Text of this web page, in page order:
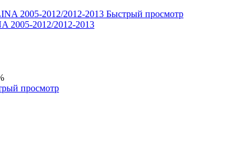
Быстрый просмотр
2005-2012/2012-2013
просмотр